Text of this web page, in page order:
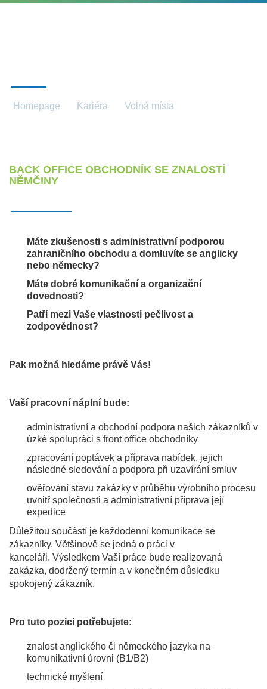
Homepage Kariéra Volná místa
BACK OFFICE OBCHODNÍK SE ZNALOSTÍ
NĚMČINY
Máte zkušenosti s administrativní podporou
zahraničního obchodu a domluvíte se anglicky
nebo německy?
Máte dobré komunikační a organizační
dovednosti?
Patří mezi Vaše vlastnosti pečlivost a
zodpovědnost?
Pak možná hledáme právě Vás!
Vaší pracovní náplní bude:
administrativní a obchodní podpora našich zákazníků v
úzké spolupráci s front office obchodníky
zpracování poptávek a příprava nabídek, jejich
následné sledování a podpora při uzavírání smluv
ověřování stavu zakázky v průběhu výrobního procesu
uvnitř společnosti a administrativní příprava její
expedice
Důležitou součástí je každodenní komunikace se
zákazníky. Většinově se jedná o práci v
kanceláři. Výsledkem Vaší práce bude realizovaná
zakázka, dodržený termín a v konečném důsledku
spokojený zákazník.
Pro tuto pozici potřebujete:
znalost anglického či německého jazyka na
komunikativní úrovni (B1/B2)
technické myšlení